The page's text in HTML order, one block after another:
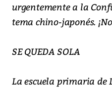
urgentemente a la
tema chino-japonés.
SE QUEDA SOLA
La escuela primaria de